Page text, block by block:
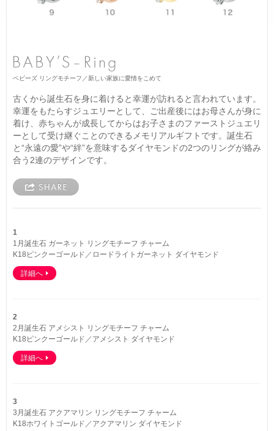
ベビーズ リングモチーフ／新しい家族に愛情をこめて
古くから誕生石を身に着けると幸運が訪れると言われています。
幸運をもたらすジュエリーとして、ご出産後にはお母さんが身に
着け、赤ちゃんが成長してからはお子さまのファーストジュエリ
ーとして受け継ぐことのできるメモリアルギフトです。誕生石
と“永遠の愛”や“絆”を意味するダイヤモンドの2つのリングが絡み
合う2連のデザインです。
1
1月誕生石 ガーネット リングモチーフ チャーム
K18ピンクーゴールド／ロードライトガーネット ダイヤモンド
詳細へ
2
2月誕生石 アメシスト リングモチーフ チャーム
K18ピンクーゴールド／アメシスト ダイヤモンド
詳細へ
3
3月誕生石 アクアマリン リングモチーフ チャーム
K18ホワイトゴールド／アクアマリン ダイヤモンド